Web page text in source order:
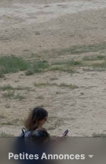
Petites Annonces